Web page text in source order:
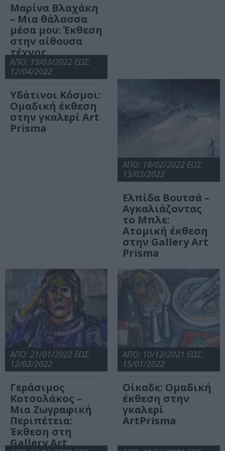
Μαρίνα Βλαχάκη
– Μια θάλασσα
μέσα μου: Έκθεση
στην αίθουσα
τέχνης
ArtPrisma
ΑΠΟ: 19/03/2022 ΕΩΣ:
12/04/2022
Υδάτινοι Κόσμοι:
Ομαδική έκθεση
στην γκαλερί Art
Prisma
ΑΠΟ: 18/02/2022 ΕΩΣ:
13/03/2022
Ελπίδα Βουτσά –
Αγκαλιάζοντας
το Μπλε:
Ατομική έκθεση
στην Gallery Art
Prisma
ΑΠΟ: 21/01/2022 ΕΩΣ:
12/02/2022
Γεράσιμος
Κοτσολάκος –
Μια Ζωγραφική
Περιπέτεια:
Έκθεση στη
Gallery Art
ΑΠΟ: 10/12/2021 ΕΩΣ:
15/01/2022
Οίκαδε: Ομαδική
έκθεση στην
γκαλερί
ArtPrisma